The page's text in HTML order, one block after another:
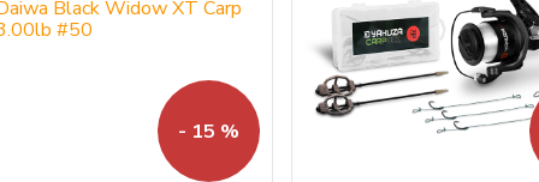
- 15 %